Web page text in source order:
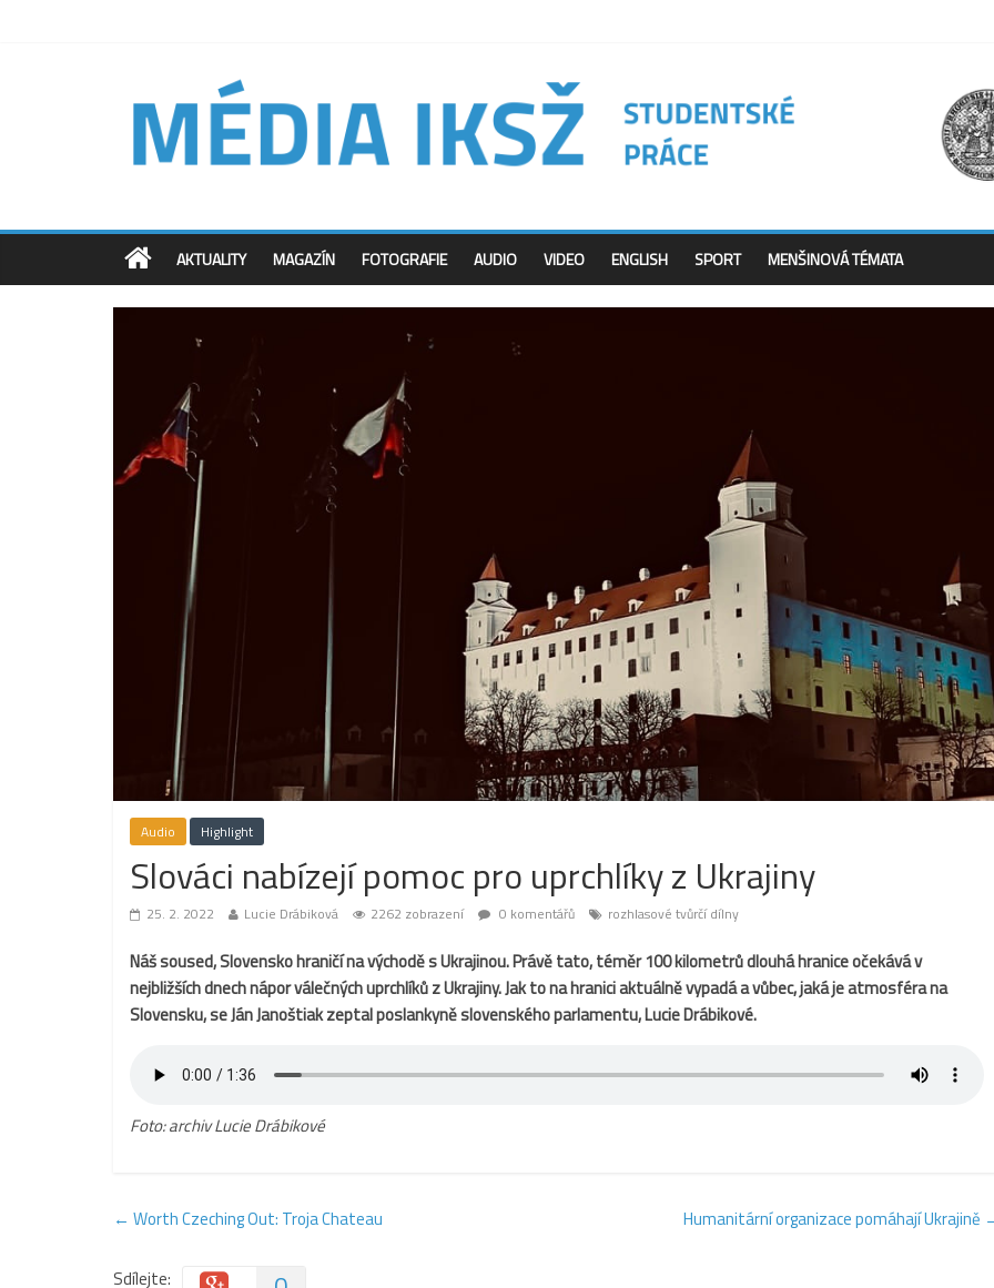
AKTUALITY MAGAZÍN FOTOGRAFIE AUDIO VIDEO ENGLISH SPORT MENŠINOVÁ TÉMATA
Audio Highlight
Slováci nabízejí pomoc pro uprchlíky z Ukrajiny
25. 2. 2022 Lucie Drábiková 2262 zobrazení 0 komentářů rozhlasové tvůrčí dílny
Náš soused, Slovensko hraničí na východě s Ukrajinou. Právě tato, téměr 100 kilometrů dlouhá hranice očekává v
nejbližších dnech nápor válečných uprchlíků z Ukrajiny. Jak to na hranici aktuálně vypadá a vůbec, jaká je atmosféra na
Slovensku, se Ján Janoštiak zeptal poslankyně slovenského parlamentu, Lucie Drábikové.
Foto: archiv Lucie Drábikové
← Worth Czeching Out: Troja Chateau Humanitární organizace pomáhají Ukrajině
Sdílejte: